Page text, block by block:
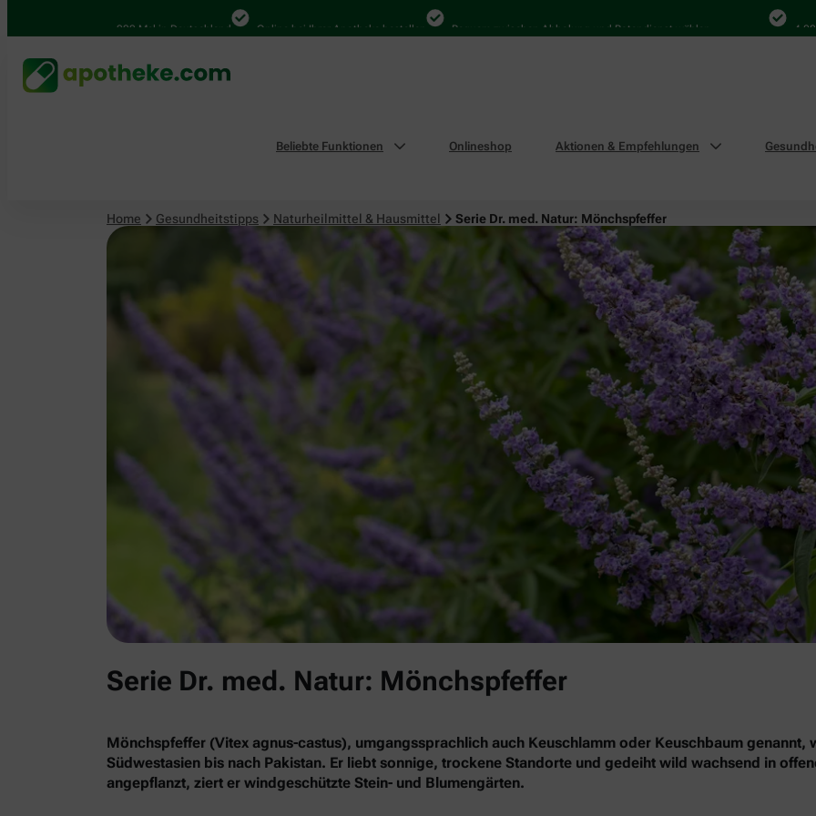
4.000 Mal in Deutschland Online bei Ihrer Apotheke bestellen Bequem zwischen Abholung und Botendienst wählen 4.000 Mal
Beliebte Funktionen Onlineshop Aktionen & Empfehlungen
Home Gesundheitstipps Naturheilmittel & Hausmittel Serie Dr. med. Natur: Mönchspfeffer
Naturheilmittel & Hausmittel
Serie Dr. med. Natur: Mönchspfeffer
Mönchspfeffer (Vitex agnus-castus), umgangssprachlich auch Keuschlamm oder Keuschbaum
Südwestasien bis nach Pakistan. Er liebt sonnige, trockene Standorte und gedeiht wild wachsend in
angepflanzt, ziert er windgeschützte Stein- und Blumengärten.